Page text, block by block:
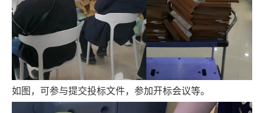
如图，可参与提交投标文件，参加开标会议等。